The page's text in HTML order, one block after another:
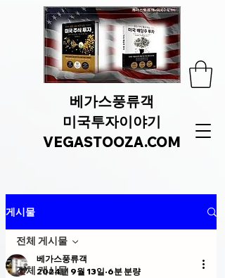
베가스풍류객
미국투자이야기
VEGASTOOZA.COM
게시물
전체 게시물
전체 게시물
베가스풍류객
2024년 9월 13일 6분 분량